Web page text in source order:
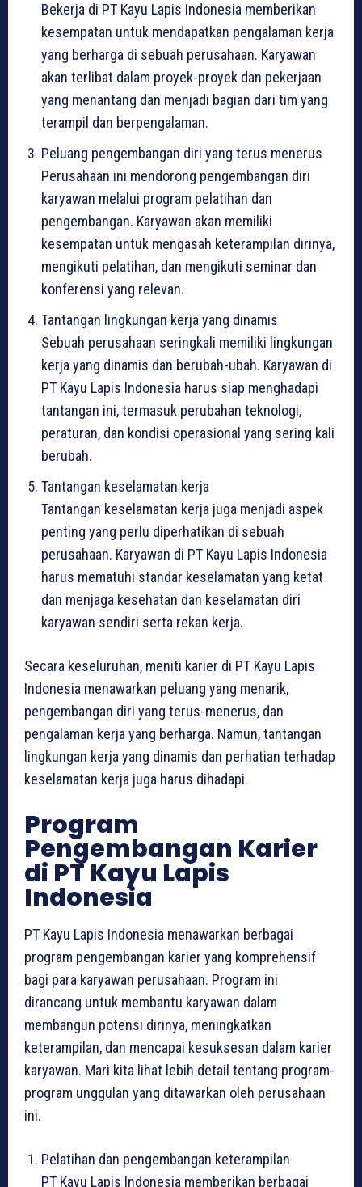
Bekerja di PT Kayu Lapis Indonesia memberikan
kesempatan untuk mendapatkan pengalaman kerja
yang berharga di sebuah perusahaan. Karyawan
akan terlibat dalam proyek-proyek dan pekerjaan
yang menantang dan menjadi bagian dari tim yang
terampil dan berpengalaman.
Peluang pengembangan diri yang terus menerus
Perusahaan ini mendorong pengembangan diri
karyawan melalui program pelatihan dan
pengembangan. Karyawan akan memiliki
kesempatan untuk mengasah keterampilan dirinya,
mengikuti pelatihan, dan mengikuti seminar dan
konferensi yang relevan.
Tantangan lingkungan kerja yang dinamis
Sebuah perusahaan seringkali memiliki lingkungan
kerja yang dinamis dan berubah-ubah. Karyawan di
PT Kayu Lapis Indonesia harus siap menghadapi
tantangan ini, termasuk perubahan teknologi,
peraturan, dan kondisi operasional yang sering kali
berubah.
Tantangan keselamatan kerja
Tantangan keselamatan kerja juga menjadi aspek
penting yang perlu diperhatikan di sebuah
perusahaan. Karyawan di PT Kayu Lapis Indonesia
harus mematuhi standar keselamatan yang ketat
dan menjaga kesehatan dan keselamatan diri
karyawan sendiri serta rekan kerja.
Secara keseluruhan, meniti karier di PT Kayu Lapis
Indonesia menawarkan peluang yang menarik,
pengembangan diri yang terus-menerus, dan
pengalaman kerja yang berharga. Namun, tantangan
lingkungan kerja yang dinamis dan perhatian terhadap
keselamatan kerja juga harus dihadapi.
Program
Pengembangan Karier
di PT Kayu Lapis
Indonesia
PT Kayu Lapis Indonesia menawarkan berbagai
program pengembangan karier yang komprehensif
bagi para karyawan perusahaan. Program ini
dirancang untuk membantu karyawan dalam
membangun potensi dirinya, meningkatkan
keterampilan, dan mencapai kesuksesan dalam karier
karyawan. Mari kita lihat lebih detail tentang program-
program unggulan yang ditawarkan oleh perusahaan
ini.
Pelatihan dan pengembangan keterampilan
PT Kayu Lapis Indonesia memberikan berbagai